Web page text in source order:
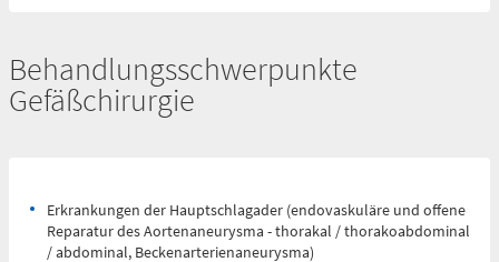
Behandlungsschwerpunkte
Gefäßchirurgie
Erkrankungen der Hauptschlagader (endovaskuläre und offene
Reparatur des Aortenaneurysma - thorakal / thorakoabdominal
/ abdominal, Beckenarterienaneurysma)